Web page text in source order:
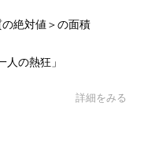
絶対値＞の面積
の熱狂」
詳細をみる